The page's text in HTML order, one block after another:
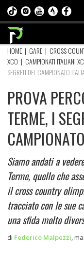
HOME | GARE | CROSS
XCO | CAMPIONATI ITALIANI
SEGRETI DEL CAMPIONATO
PROVA
TERME, I
Siamo andati a
Terme, quello che
il cross country
tracciato con le sue
una sfida molto
di Federico Malpezzi